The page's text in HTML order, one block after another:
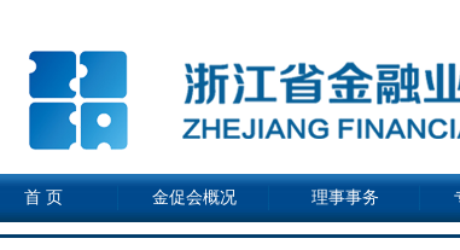
首 页 金促会概况 理事事务